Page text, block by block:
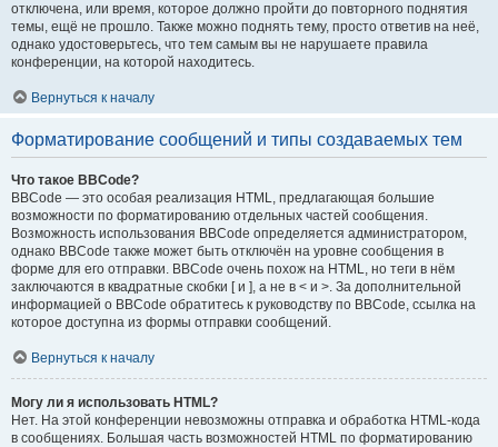
отключена, или время, которое должно пройти до повторного поднятия
темы, ещё не прошло. Также можно поднять тему, просто ответив на неё,
однако удостоверьтесь, что тем самым вы не нарушаете правила
конференции, на которой находитесь.
Вернуться к началу
Форматирование сообщений и типы создаваемых тем
Что такое BBCode?
BBCode — это особая реализация HTML, предлагающая большие
возможности по форматированию отдельных частей сообщения.
Возможность использования BBCode определяется администратором,
однако BBCode также может быть отключён на уровне сообщения в
форме для его отправки. BBCode очень похож на HTML, но теги в нём
заключаются в квадратные скобки [ и ], а не в < и >. За дополнительной
информацией о BBCode обратитесь к руководству по BBCode, ссылка на
которое доступна из формы отправки сообщений.
Вернуться к началу
Могу ли я использовать HTML?
Нет. На этой конференции невозможны отправка и обработка HTML-кода
в сообщениях. Большая часть возможностей HTML по форматированию